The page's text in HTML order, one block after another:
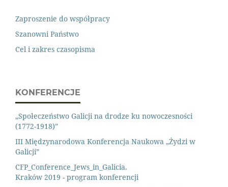
Zaproszenie do współpracy
Szanowni Państwo
Cel i zakres czasopisma
KONFERENCJE
„Społeczeństwo Galicji na drodze ku nowoczesności
(1772-1918)”
III Międzynarodowa Konferencja Naukowa „Żydzi w
Galicji”
CFP_Conference_Jews_in_Galicia.
Kraków 2019 - program konferencji